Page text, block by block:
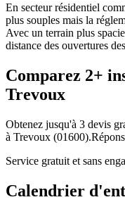
En secteur résidentiel
plus souples mais la
Avec un terrain plus
distance des ouvertures
Comparez 2+
Trevoux
Obtenez jusqu'à 3 devis
à Trevoux (01600).
Service gratuit et sans
Calendrier